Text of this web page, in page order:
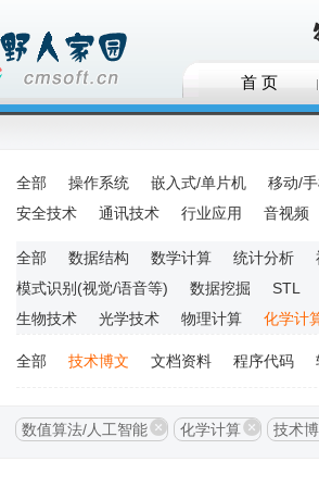
首 页
全部 操作系统 嵌入式/单片机 移动/
安全技术
通讯技术 行业应用 音视频
全部 数据结构 数学计算 统计分析
模式识别(视觉/语音等)
数据挖掘 STL
生物技术
光学技术 物理计算 化学计
全部 技术博文 文档资料 程序代码
数值算法/人工智能 化学计算 技术